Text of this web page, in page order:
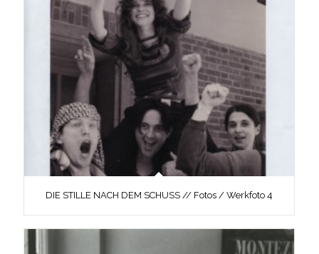
DIE STILLE NACH DEM SCHUSS // Fotos / Werkfoto 4